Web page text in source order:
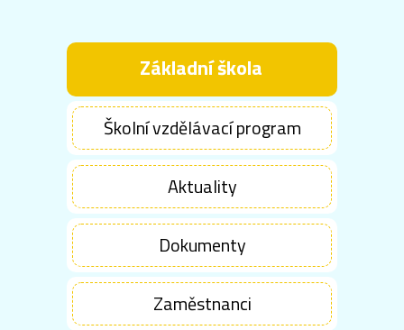
Základní škola
Školní vzdělávací program
Aktuality
Dokumenty
Zaměstnanci